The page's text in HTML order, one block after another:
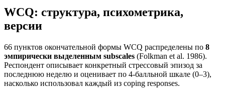
WCQ: структура, психометрика,
версии
66 пунктов окончательной формы WCQ распределены по 8
эмпирически выделенным subscales (Folkman et al. 1986).
Респондент описывает конкретный стрессовый эпизод за
последнюю неделю и оценивает по 4-балльной шкале (0–3),
насколько использовал каждый из coping responses.